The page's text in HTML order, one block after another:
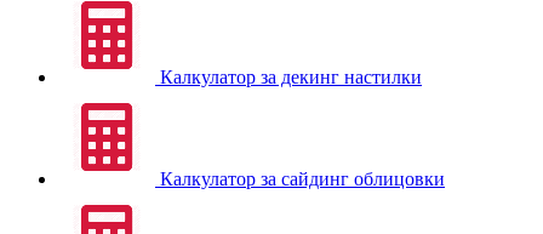
Калкулатор за декинг настилки
Калкулатор за сайдинг облицовки